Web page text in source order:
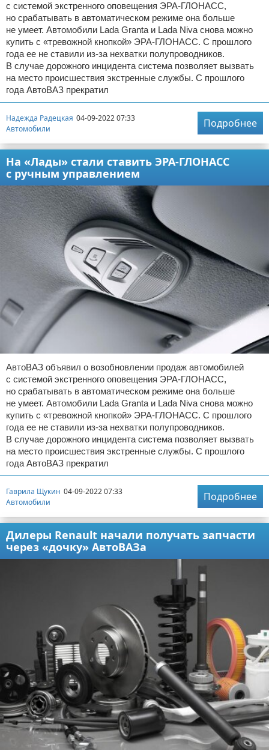
с системой экстренного оповещения ЭРА-ГЛОНАСС,
но срабатывать в автоматическом режиме она больше
не умеет. Автомобили Lada Granta и Lada Niva снова можно
купить с «тревожной кнопкой» ЭРА-ГЛОНАСС. С прошлого
года ее не ставили из-за нехватки полупроводников.
В случае дорожного инцидента система позволяет вызвать
на место происшествия экстренные службы. С прошлого
года АвтоВАЗ прекратил
Надежда Радецкая 04-09-2022 07:33
Автомобили
Подробнее
На «Лады» стали ставить ЭРА-ГЛОНАСС
с ручным управлением
АвтоВАЗ объявил о возобновлении продаж автомобилей
с системой экстренного оповещения ЭРА-ГЛОНАСС,
но срабатывать в автоматическом режиме она больше
не умеет. Автомобили Lada Granta и Lada Niva снова можно
купить с «тревожной кнопкой» ЭРА-ГЛОНАСС. С прошлого
года ее не ставили из-за нехватки полупроводников.
В случае дорожного инцидента система позволяет вызвать
на место происшествия экстренные службы. С прошлого
года АвтоВАЗ прекратил
Гаврила Щукин 04-09-2022 07:33
Автомобили
Подробнее
Дилеры Renault начали получать запчасти
через «дочку» АвтоВАЗа